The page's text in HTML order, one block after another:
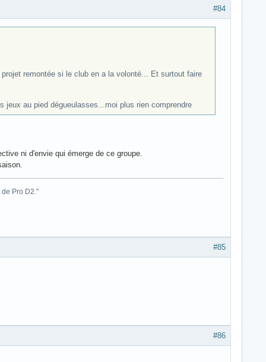
#84
remontée si le club en a la volonté... Et surtout faire
au pied dégueulasses...moi plus rien comprendre
ni d'envie qui émerge de ce groupe.
Pro D2."
#85
#86